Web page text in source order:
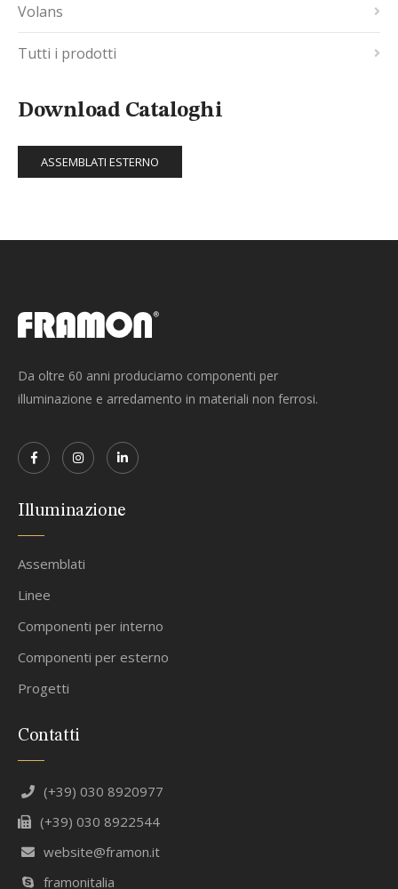
Volans
Tutti i prodotti
Download Cataloghi
ASSEMBLATI ESTERNO
Da oltre 60 anni produciamo componenti per
illuminazione e arredamento in materiali non ferrosi.
Illuminazione
Assemblati
Linee
Componenti per interno
Componenti per esterno
Progetti
Contatti
(+39) 030 8920977
(+39) 030 8922544
website@framon.it
framonitalia